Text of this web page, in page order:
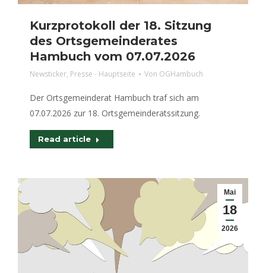
Kurzprotokoll der 18. Sitzung
des Ortsgemeinderates
Hambuch vom 07.07.2026
Newsticker, Presse - Hauptseite Von OGHambuch
Der Ortsgemeinderat Hambuch traf sich am
07.07.2026 zur 18. Ortsgemeinderatssitzung.
Read article
Mai
18
2026